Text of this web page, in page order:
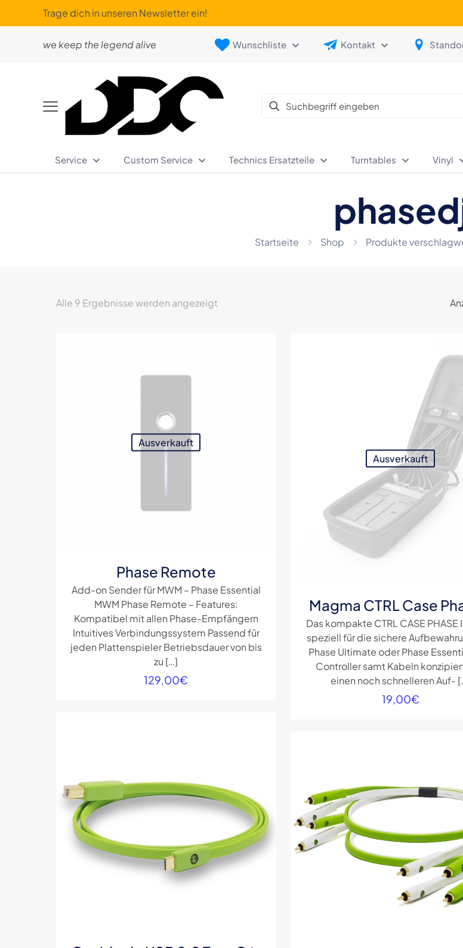
Trage dich in unseren Newsletter ein!
we keep the legend alive Wunschliste Kontakt
Service Custom Service Technics Ersatzteile Turntables Vinyl
Startseite Shop Produkte
Alle 9 Ergebnisse werden angezeigtNach
Ausverkauft
Phase Remote
Add-on Sender für MWM – Phase Essential
MWM Phase Remote – Features:
Kompatibel mit allen Phase-Empfängern
Intuitives Verbindungssystem Passend für
jeden Plattenspieler Betriebsdauer von bis
zu […]
129,00€
Ausverkauft
Magma CTRL Case
Das kompakte CTRL CASE PHASE
speziell für die sichere
Phase Ultimate oder Phase
Controller samt Kabeln
einen noch schnelleren Auf-
19,00€